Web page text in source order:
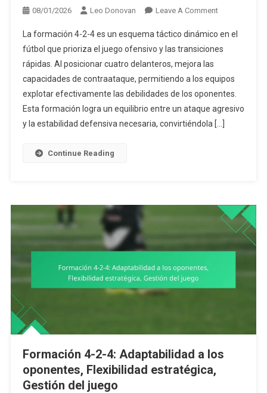
08/01/2026 Leo Donovan Leave A CommentOn
4-
2-
Amenazas
De
Contraataque,
Velocidad
La formación 4-2-4 es un esquema táctico dinámico en el
fútbol que prioriza el juego ofensivo y las transiciones
rápidas. Al posicionar cuatro delanteros, mejora las
capacidades de contraataque, permitiendo a los equipos
explotar efectivamente las debilidades de los oponentes.
Esta formación logra un equilibrio entre un ataque agresivo
y la estabilidad defensiva necesaria, convirtiéndola […]
Continue Reading
Formación 4-2-4: Adaptabilidad a los
oponentes, Flexibilidad estratégica,
Gestión del juego